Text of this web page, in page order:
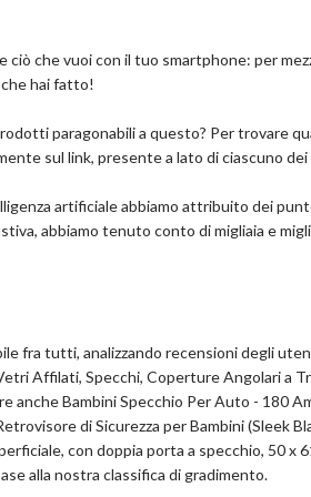
mantiene la bellezza naturale
utilizzato su plastica, sulla maggior
molto bassa), scrivanie in legno, tavolini e
Angolari
Scopri l'offerta
che vuoi con il tuo smartphone: per
hai fatto!
paragonabili a questo? Per trovare
sul link, presente a lato di ciascuno
artificiale abbiamo attribuito dei
abbiamo tenuto conto di migliaia e
fra tutti, analizzando recensioni degli
Affilati, Specchi, Coperture Angolari a
anche Bambini Specchio Per Auto - 180
di Sicurezza per Bambini (Sleek
con doppia porta a specchio, 50 x
alla nostra classifica di gradimento.